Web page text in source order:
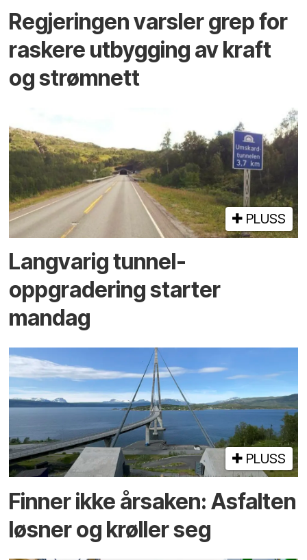
Regjeringen varsler grep for
raskere utbygging av kraft
og strømnett
PLUSS
Langvarig tunnel­
oppgradering starter
mandag
PLUSS
Finner ikke årsaken: Asfalten
løsner og krøller seg